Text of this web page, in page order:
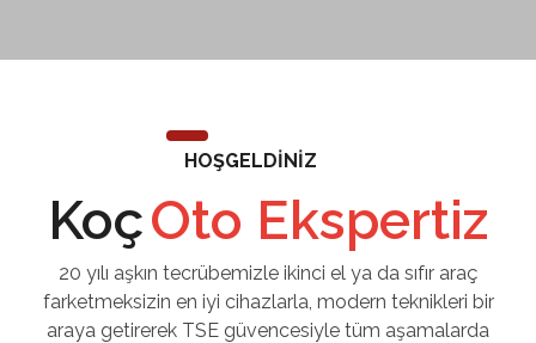
HOŞGELDİNİZ
KoçOto Ekspertiz
20 yılı aşkın tecrübemizle ikinci el ya da sıfır araç
farketmeksizin en iyi cihazlarla, modern teknikleri bir
araya getirerek TSE güvencesiyle tüm aşamalarda